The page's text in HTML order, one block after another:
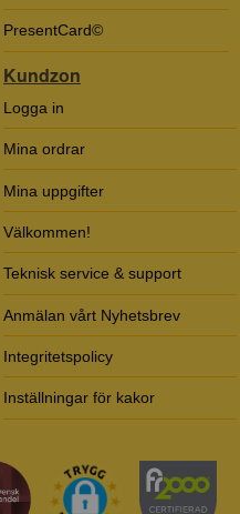
PresentCard©
Kundzon
Logga in
Mina ordrar
Mina uppgifter
Välkommen!
Teknisk service & support
Anmälan vårt Nyhetsbrev
Integritetspolicy
Inställningar för kakor